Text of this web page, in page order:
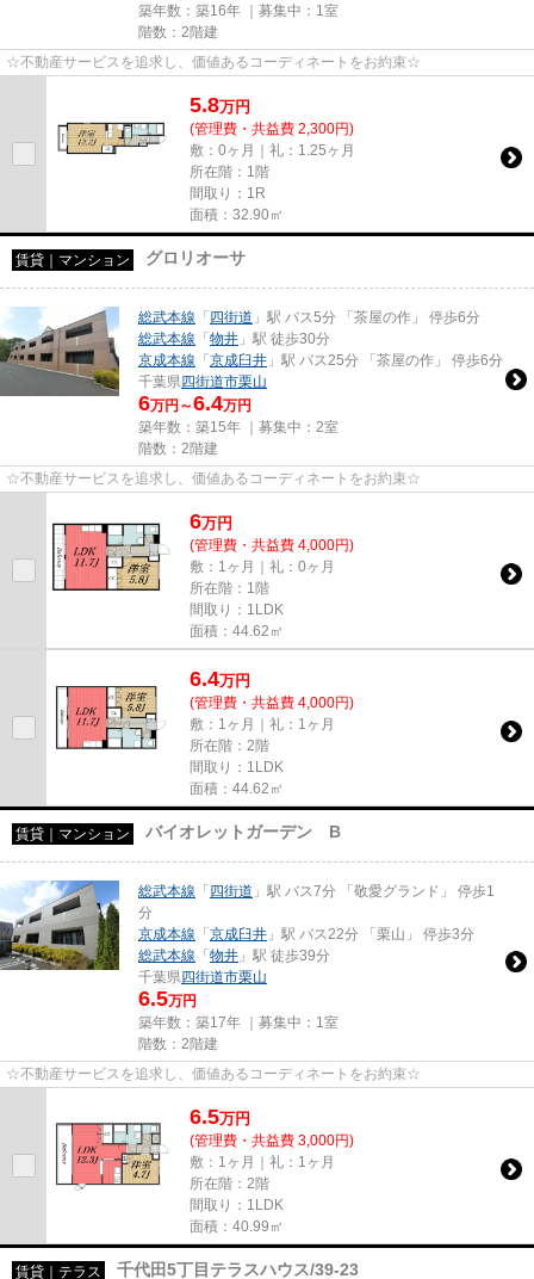
築年数：築16年 ｜募集中： 1室
階数：2階建
☆不動産サービスを追求し、価値あるコーディネートをお約束☆
5.8万円
(管理費・共益費 2,300円)
敷：0ヶ月｜礼：1.25ヶ月
所在階：1階
間取り：1R
面積：32.90㎡
賃貸｜マンション グロリオーサ
総武本線 「四街道 」駅 バス5分 「茶屋の作」 停歩6分
総武本線 「物井 」駅 徒歩30分
京成本線 「京成臼井 」駅 バス25分 「茶屋の作」 停歩6分
千葉県四街道市栗山
6万円～6.4万円
築年数：築15年 ｜募集中： 2室
階数：2階建
☆不動産サービスを追求し、価値あるコーディネートをお約束☆
6万円
(管理費・共益費 4,000円)
敷：1ヶ月｜礼：0ヶ月
所在階：1階
間取り：1LDK
面積：44.62㎡
6.4万円
(管理費・共益費 4,000円)
敷：1ヶ月｜礼：1ヶ月
所在階：2階
間取り：1LDK
面積：44.62㎡
賃貸｜マンション バイオレットガーデン B
総武本線 「四街道 」駅 バス7分 「敬愛グランド」 停歩1
分
京成本線 「京成臼井 」駅 バス22分 「栗山」 停歩3分
総武本線 「物井 」駅 徒歩39分
千葉県四街道市栗山
6.5万円
築年数：築17年 ｜募集中： 1室
階数：2階建
☆不動産サービスを追求し、価値あるコーディネートをお約束☆
6.5万円
(管理費・共益費 3,000円)
敷：1ヶ月｜礼：1ヶ月
所在階：2階
間取り：1LDK
面積：40.99㎡
賃貸｜テラス 千代田5丁目テラスハウス/39-23